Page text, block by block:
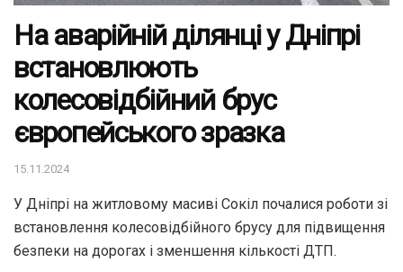
На аварійній ділянці у Дніпрі
встановлюють
колесовідбійний брус
європейського зразка
15.11.2024
У Дніпрі на житловому масиві Сокіл почалися роботи зі
встановлення колесовідбійного брусу для підвищення
безпеки на дорогах і зменшення кількості ДТП.